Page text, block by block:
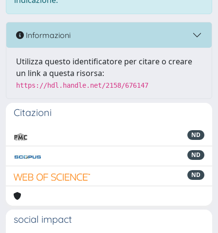
Informazioni
Utilizza questo identificatore per citare o creare
un link a questa risorsa:
https://hdl.handle.net/2158/676147
Citazioni
ND
ND
ND
social impact